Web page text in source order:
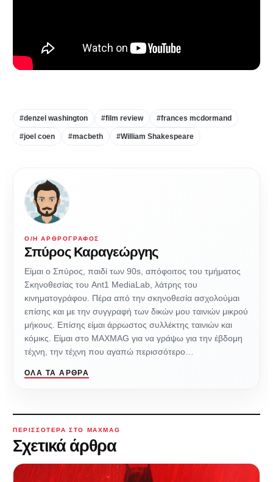
#denzel washington #film review #frances mcdormand
#joel coen #macbeth #William Shakespeare
Ο/Η ΑΡΘΡΟΓΡΆΦΟΣ
Σπύρος Καραγεώργης
Είμαι ο Σπύρος, παιδί των 90s, απόφοιτος του τμήματος
Σκηνοθεσίας του Ant1 MediaLab, λάτρης του
κινηματογράφου. Πέρα από την σκηνοθεσία ασχολούμαι
επίσης και με την συγγραφή των δικών μου ταινιών μικρού
μήκους. Επίσης είμαι άρρωστος συλλέκτης ταινιών και
κόμικς. Είμαι στο MAXMAG για να γράψω για την έβδομη
τέχνη, την τέχνη που αγαπώ περισσότερο…
ΌΛΑ ΤΑ ΆΡΘΡΑ
ΠΕΡΙΣΣΌΤΕΡΑ ΣΤΟ MAXMAG
Σχετικά άρθρα